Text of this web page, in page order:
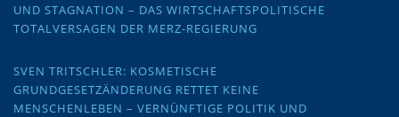
UND STAGNATION – DAS WIRTSCHAFTSPOLITISCHE
TOTALVERSAGEN DER MERZ-REGIERUNG
SVEN TRITSCHLER: KOSMETISCHE
GRUNDGESETZÄNDERUNG RETTET KEINE
MENSCHENLEBEN – VERNÜNFTIGE POLITIK UND